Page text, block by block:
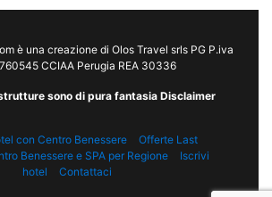
è una creazione di Olos Travel srls PG P.iva
CCIAA Perugia REA 30336
sono di pura fantasia Disclaimer
con Centro Benessere
Offerte Last
Benessere e SPA per Regione
Iscrivi
hotel
Contattaci